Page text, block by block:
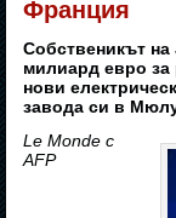
Франция
Собственикът
милиард евро за
нови
завода си в
Le Monde с
AFP